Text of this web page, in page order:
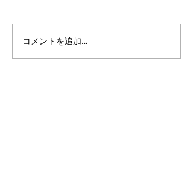
2026年8月・9月スケジュ
ール
コメントを追加…